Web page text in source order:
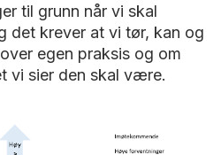
til grunn når vi skal
det krever at vi tør, kan og
egen praksis og om
vi sier den skal være.